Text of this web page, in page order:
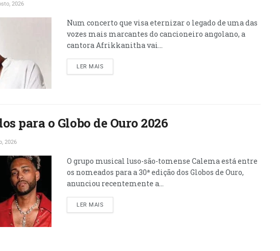
2026
Num concerto que visa eternizar o legado de uma das
vozes mais marcantes do cancioneiro angolano, a
cantora Afrikkanitha vai...
LER MAIS
para o Globo de Ouro 2026
2026
O grupo musical luso-são-tomense Calema está entre
os nomeados para a 30ª edição dos Globos de Ouro,
anunciou recentemente a...
LER MAIS